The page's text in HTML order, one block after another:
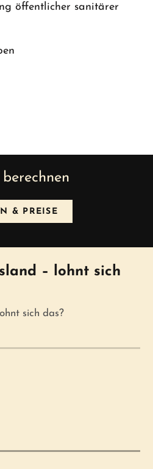
öffentlicher sanitärer
berechnen
& PREISE
– lohnt sich
sich das?